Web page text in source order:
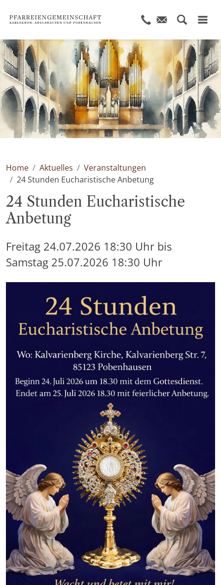
© KI generiert
Home Aktuelles
Veranstaltungen
24 Stunden Eucharistische Anbetung
24 Stunden Eucharistische
Anbetung
Freitag 24.07.2026 18:30 Uhr bis
Samstag 25.07.2026 18:30 Uhr